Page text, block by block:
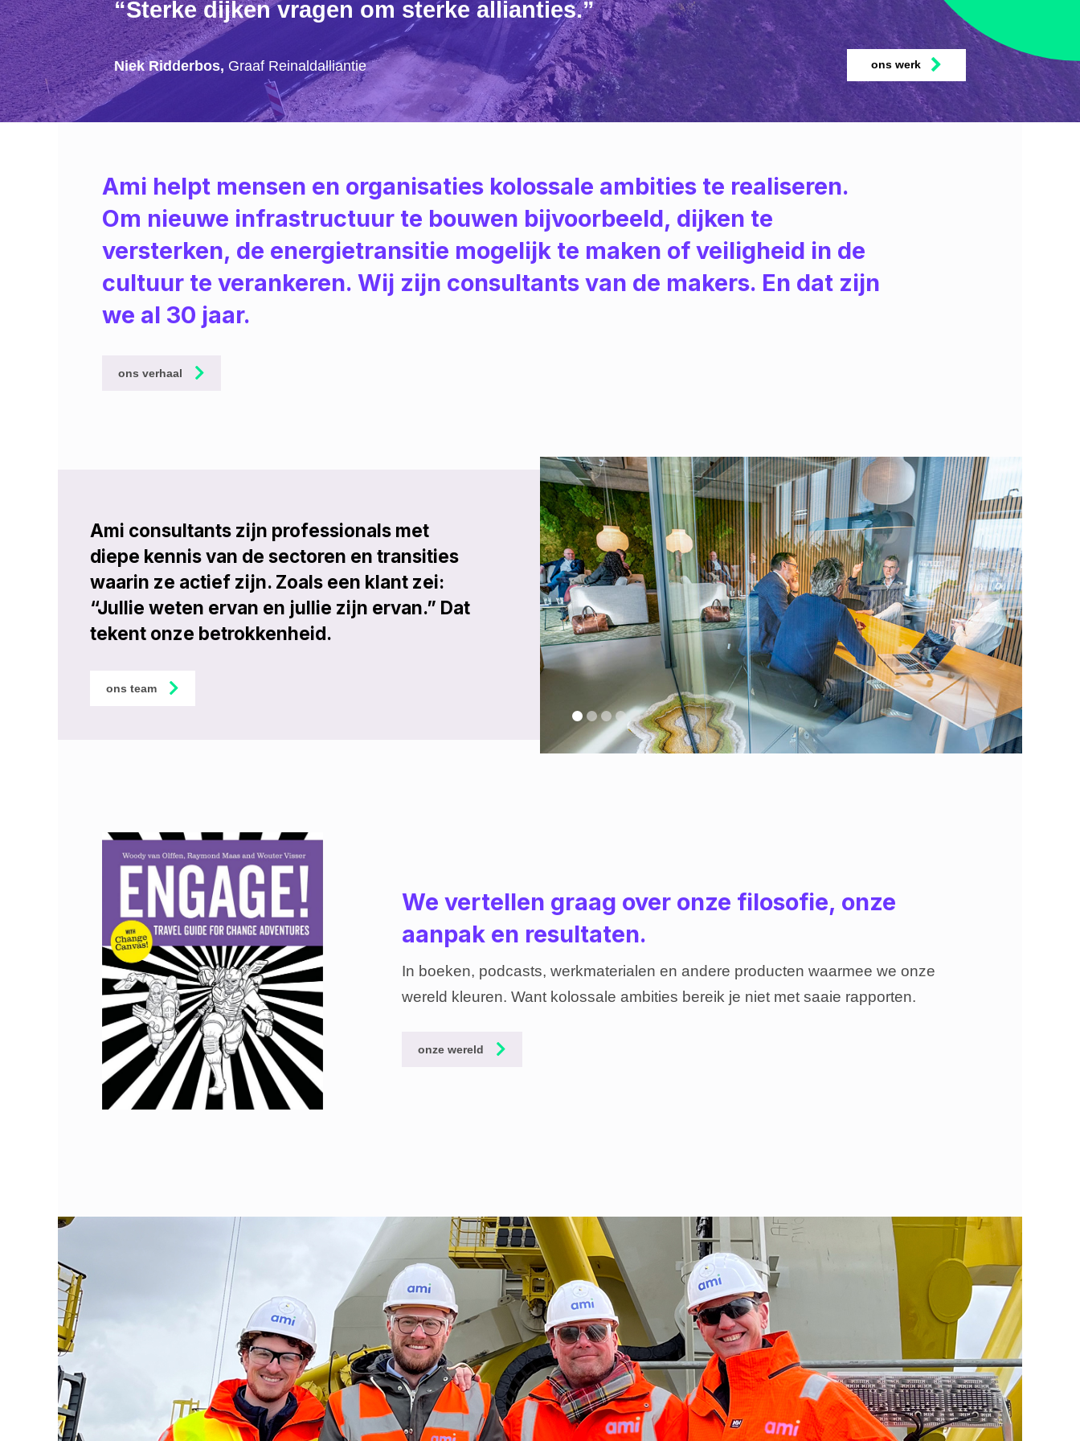
“Sterke dijken vragen om sterke allianties.”
Niek Ridderbos, Graaf Reinaldalliantie ons werk
Ami helpt mensen en organisaties kolossale ambities te realiseren.
Om nieuwe infrastructuur te bouwen bijvoorbeeld, dijken te
versterken, de energietransitie mogelijk te maken of veiligheid in de
cultuur te verankeren. Wij zijn consultants van de makers. En dat zijn
we al 30 jaar.
ons verhaal
Ami consultants zijn professionals met
diepe kennis van de sectoren en transities
waarin ze actief zijn. Zoals een klant zei:
“Jullie weten ervan en jullie zijn ervan.” Dat
tekent onze betrokkenheid.
ons team
We vertellen graag over onze filosofie, onze
aanpak en resultaten.
In boeken, podcasts, werkmaterialen en andere producten waarmee we onze
wereld kleuren. Want kolossale ambities bereik je niet met saaie rapporten.
onze wereld